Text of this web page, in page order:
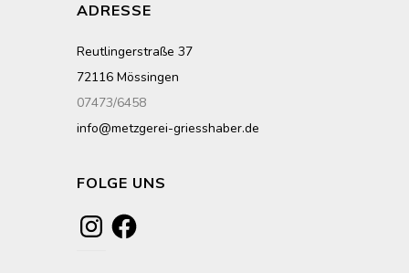
ADRESSE
Reutlingerstraße 37
72116 Mössingen
07473/6458
info@metzgerei-griesshaber.de
FOLGE UNS
InstagramFacebook